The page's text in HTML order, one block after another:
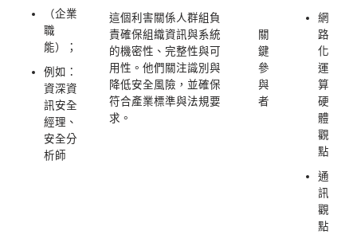
（企業
職
能）；
例如：
資深資
訊安全
經理、
安全分
析師
這個利害關係人群組負
責確保組織資訊與系統
的機密性、完整性與可
用性。他們關注識別與
降低安全風險，並確保
符合產業標準與法規要
求。
關
鍵
參
與
者
網
路
化
運
算
硬
體
觀
點
通
訊
觀
點